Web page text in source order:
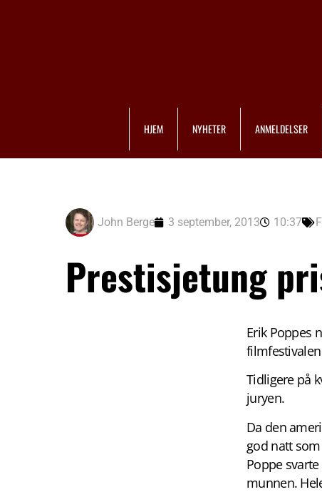
HJEM NYHETER ANMELDELSER
John Berge 3 september, 2013 10:37
Prestisjetung
Erik Poppes
Tidligere på
juryen.
Da den
god natt
Poppe
munnen.